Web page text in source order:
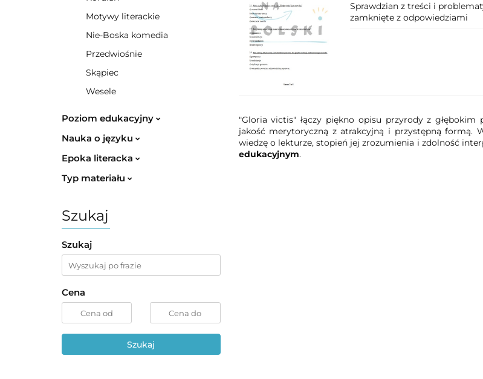
Motywy literackie
Nie-Boska komedia
Przedwiośnie
Skąpiec
Wesele
Poziom edukacyjny
Nauka o języku
Epoka literacka
Typ materiału
Szukaj
Szukaj
Cena
Szukaj
Sprawdzian z treści i
zamknięte z odpowiedziami
"Gloria victis" łączy piękno opisu przyrody z głębokim
jakość merytoryczną z atrakcyjną i przystępną formą.
wiedzę o lekturze, stopień jej zrozumienia i zdolność
edukacyjnym.